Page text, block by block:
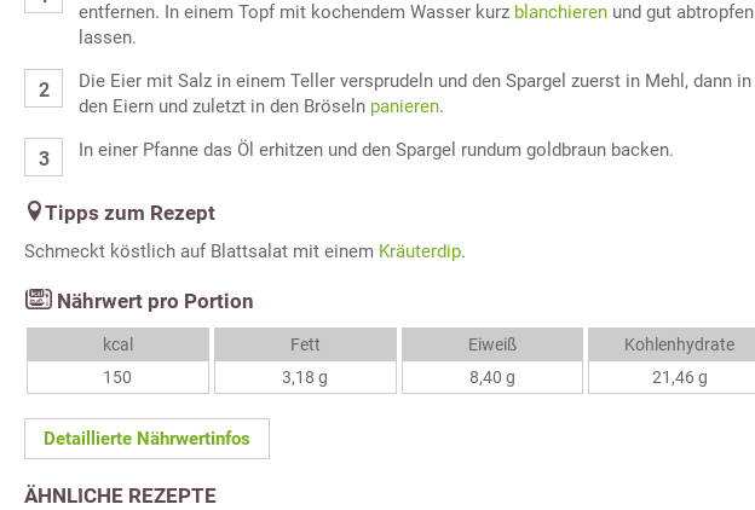
entfernen. In einem Topf mit kochendem Wasser kurz blanchieren und gut abtropfen
lassen.
Die Eier mit Salz in einem Teller versprudeln und den Spargel zuerst in Mehl, dann in
den Eiern und zuletzt in den Bröseln panieren.
In einer Pfanne das Öl erhitzen und den Spargel rundum goldbraun backen.
Tipps zum Rezept
Schmeckt köstlich auf Blattsalat mit einem Kräuterdip.
Nährwert pro Portion
kcal
150
Fett
3,18 g
Eiweiß
8,40 g
Kohlenhydrate
21,46 g
Detaillierte Nährwertinfos
ÄHNLICHE REZEPTE